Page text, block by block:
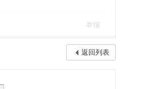
举报
返回列表